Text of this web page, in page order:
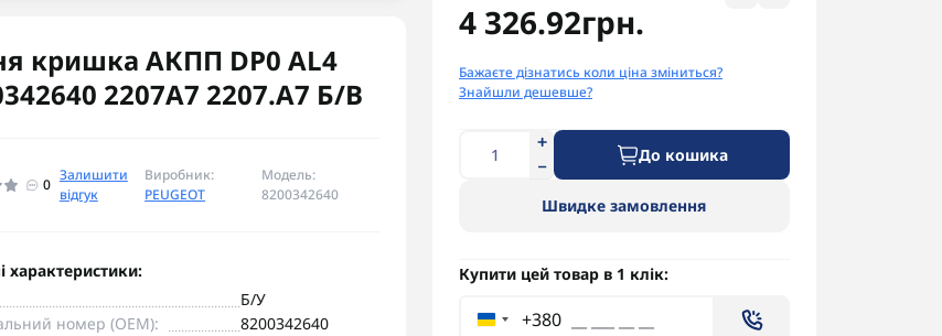
кришка АКПП DP0 AL4
2207A7 2207.A7 Б/В
0
Залишити
відгук
Виробник:
PEUGEOT
Модель:
8200342640
4 326.92грн.
Бажаєте дізнатись коли ціна зміниться?
Знайшли дешевше?
До кошика
Швидке замовлення
Купити цей товар в 1 клік:
+380
характеристики:
Б/У
номер (OEM):
8200342640